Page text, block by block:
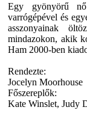
Egy gyönyörű nő
varrógépével és
asszonyainak
mindazokon, akik
Ham 2000-ben
Rendezte:
Jocelyn Moorhouse
Főszereplők:
Kate Winslet, Judy